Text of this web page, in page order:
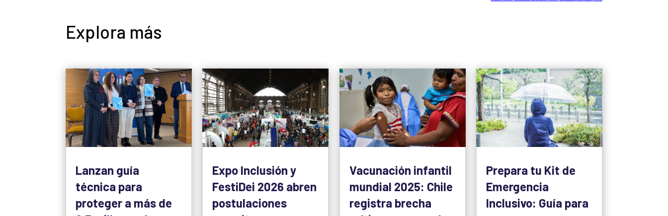
Explora más
Lanzan guía
técnica para
proteger a más de
Expo Inclusión y
FestiDei 2026 abren
postulaciones
Vacunación infantil
mundial 2025: Chile
registra brecha
Prepara tu Kit de
Emergencia
Inclusivo: Guía para